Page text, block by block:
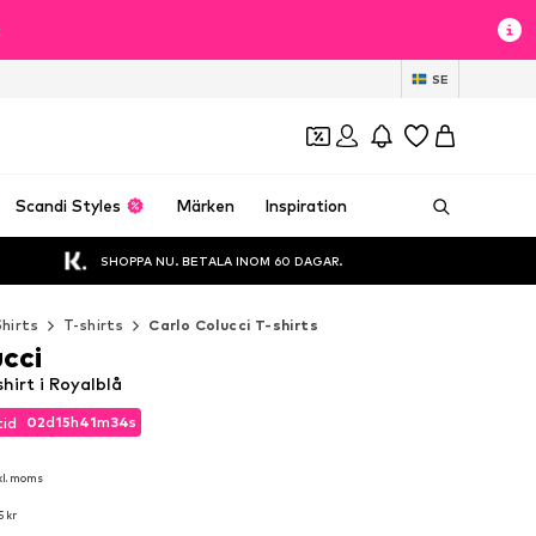
SE
Scandi Styles Märken Inspiration
SHOPPA NU. BETALA INOM 60 DAGAR.
T-shirts Carlo Colucci T-shirts
02d15h41m32s
moms
kr
02d15h41m32s
moms
i Royalblå